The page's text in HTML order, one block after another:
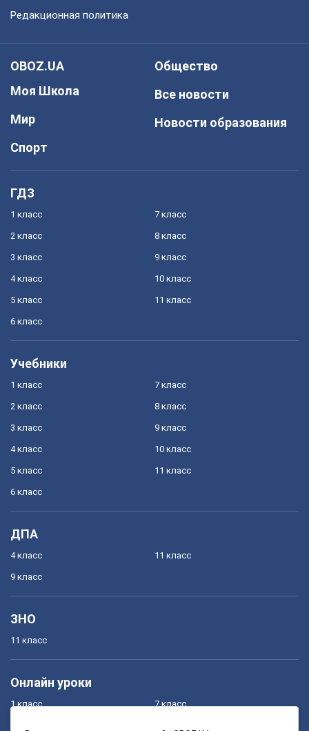
Редакционная политика
OBOZ.UA
Моя Школа
Мир
Спорт
Общество
Все новости
Новости образования
ГДЗ
1 класс
2 класс
3 класс
4 класс
5 класс
6 класс
7 класс
8 класс
9 класс
10 класс
11 класс
Учебники
1 класс
2 класс
3 класс
4 класс
5 класс
6 класс
7 класс
8 класс
9 класс
10 класс
11 класс
ДПА
4 класс
9 класс
11 класс
ЗНО
11 класс
Онлайн уроки
1 класс 7 класс